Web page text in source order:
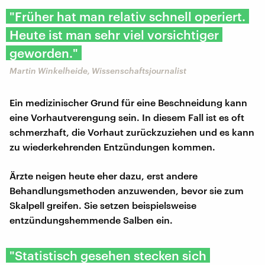
"Früher hat man relativ schnell operiert.
Heute ist man sehr viel vorsichtiger
geworden."
Martin Winkelheide, Wissenschaftsjournalist
Ein medizinischer Grund für eine Beschneidung kann
eine Vorhautverengung sein. In diesem Fall ist es oft
schmerzhaft, die Vorhaut zurückzuziehen und es kann
zu wiederkehrenden Entzündungen kommen.
Ärzte neigen heute eher dazu, erst andere
Behandlungsmethoden anzuwenden, bevor sie zum
Skalpell greifen. Sie setzen beispielsweise
entzündungshemmende Salben ein.
"Statistisch gesehen stecken sich